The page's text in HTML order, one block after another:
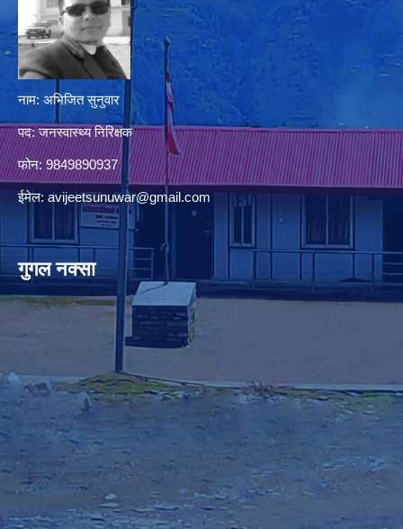
नाम: अभिजित सुनुवार
पद: जनस्वास्थ्य निरिक्षक
फोन: 9849890937
ईमेल: avijeetsunuwar@gmail.com
गुगल नक्सा
premium bootstrap themes